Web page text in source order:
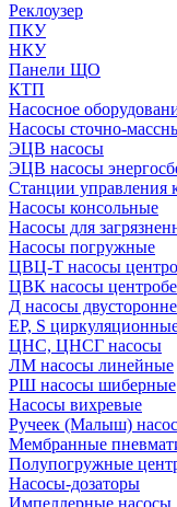
Реклоузер
ПКУ
НКУ
Панели ЩО
КТП
Насосное
Насосы сточно-
ЭЦВ насосы
ЭЦВ насосы
Станции управления
Насосы консольные
Насосы для
Насосы погружные
ЦВЦ-Т насосы
ЦВК насосы
Д насосы
EP, S
ЦНС, ЦНСГ насосы
ЛМ насосы линейные
РШ насосы шиберные
Насосы вихревые
Ручеек (Малыш)
Мембранные
Полупогружные
Насосы-дозаторы
Импеллерные насосы